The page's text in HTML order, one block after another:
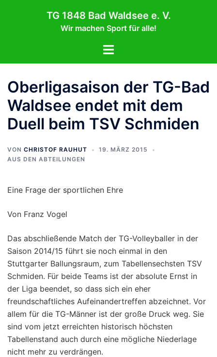
TG 1848 Bad Waldsee e. V.
Wir machen Sport für alle!
Menü
Oberligasaison der TG-Bad
Waldsee endet mit dem
Duell beim TSV Schmiden
VON CHRISTOF RAUHUT
19. MÄRZ 2015
AUS DEN ABTEILUNGEN
Eine Frage der sportlichen Ehre
Von Franz Vogel
Das abschließende Match der TG-Volleyballer in der
Saison 2014/15 führt sie noch einmal in den
Stuttgarter Ballungsraum, zum Tabellensechsten TSV
Schmiden. Für beide Teams ist der absolute Ernst in
der Liga beendet, so dass sich ein eher
freundschaftliches Aufeinandertreffen abzeichnet. Vor
allem für die TG-Männer ist der große Druck weg. Sie
sind vom jetzt erreichten historisch höchsten
Tabellenstand auch durch eine mögliche Niederlage
nicht mehr zu verdrängen.